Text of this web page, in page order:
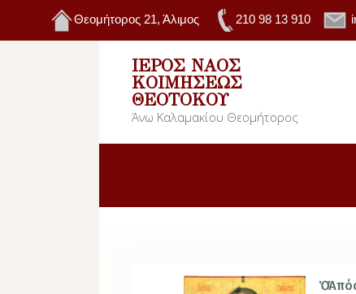
Θεομήτορος 21, Άλιμος 210 98 13 910
ΙΕΡΌΣ ΝΑΌΣ
ΚΟΙΜΉΣΕΩΣ
ΘΕΟΤΌΚΟΥ
Άνω Καλαμακίου Θεομήτορος
Ὁ